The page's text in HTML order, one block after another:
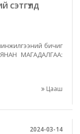
бичиг
МАГАДАЛГАА:
Цааш
2024-03-14